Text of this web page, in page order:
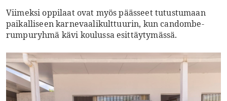
Viimeksi oppilaat ovat myös päässeet tutustumaan
paikalliseen karnevaalikulttuurin, kun candombe-
rumpuryhmä kävi koulussa esittäytymässä.